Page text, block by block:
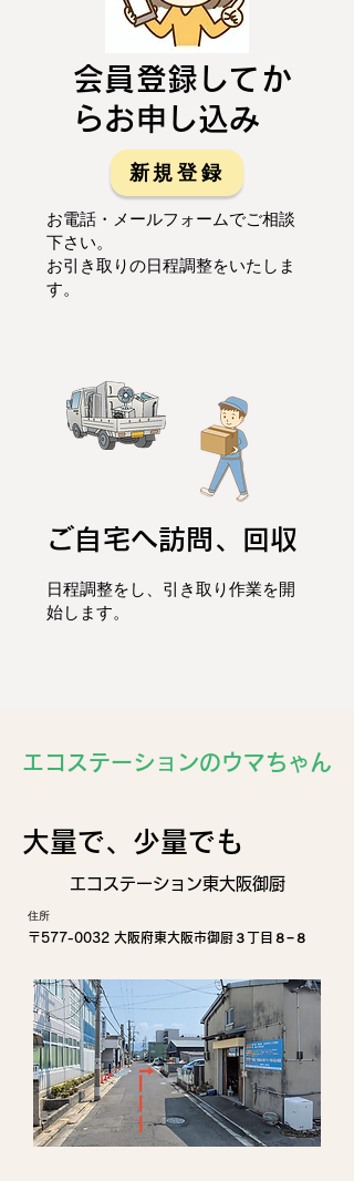
会員登録してか
らお申し込み
新規登録
お電話・メールフォームでご相談
下さい。
お引き取りの日程調整をいたしま
す。
ご自宅へ訪問、回収
日程調整をし、 引き取り作業を開
始します。
エコステーションのウマちゃん
​大量で、少量でも
エコステーション東大阪御厨
住所
〒577-0032 大阪府東大阪市御厨３丁目８−８